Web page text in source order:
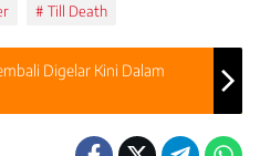
Till Death
Digelar Kini Dalam